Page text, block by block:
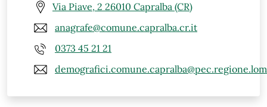
Via Piave, 2 26010 Capralba (CR)
anagrafe@comune.capralba.cr.it
0373 45 21 21